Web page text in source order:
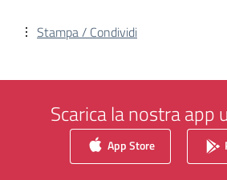
Stampa / Condividi
Scarica la nostra app
App Store